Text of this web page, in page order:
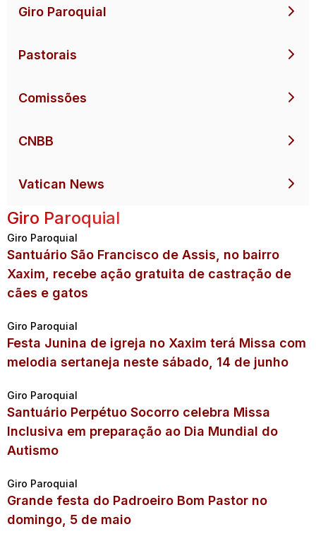
Giro Paroquial
Pastorais
Comissões
CNBB
Vatican News
Giro Paroquial
Giro Paroquial
Santuário São Francisco de Assis, no bairro
Xaxim, recebe ação gratuita de castração de
cães e gatos
Giro Paroquial
Festa Junina de igreja no Xaxim terá Missa com
melodia sertaneja neste sábado, 14 de junho
Giro Paroquial
Santuário Perpétuo Socorro celebra Missa
Inclusiva em preparação ao Dia Mundial do
Autismo
Giro Paroquial
Grande festa do Padroeiro Bom Pastor no
domingo, 5 de maio